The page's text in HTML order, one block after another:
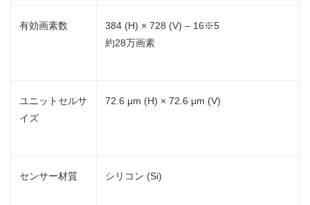
有効画素数
384 (H) × 728 (V) – 16※5
約28万画素
ユニットセルサ
イズ
72.6 μm (H) × 72.6 μm (V)
センサー材質 シリコン (Si)